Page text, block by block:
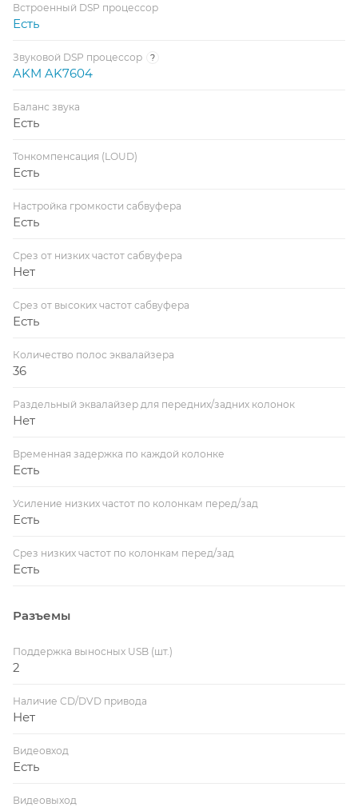
Встроенный DSP процессор
Есть
Звуковой DSP процессор ?
AKM AK7604
Баланс звука
Есть
Тонкомпенсация (LOUD)
Есть
Настройка громкости сабвуфера
Есть
Срез от низких частот сабвуфера
Нет
Срез от высоких частот сабвуфера
Есть
Количество полос эквалайзера
36
Раздельный эквалайзер для передних/задних колонок
Нет
Временная задержка по каждой колонке
Есть
Усиление низких частот по колонкам перед/зад
Есть
Срез низких частот по колонкам перед/зад
Есть
Разъемы
Поддержка выносных USB (шт.)
2
Наличие CD/DVD привода
Нет
Видеовход
Есть
Видеовыход